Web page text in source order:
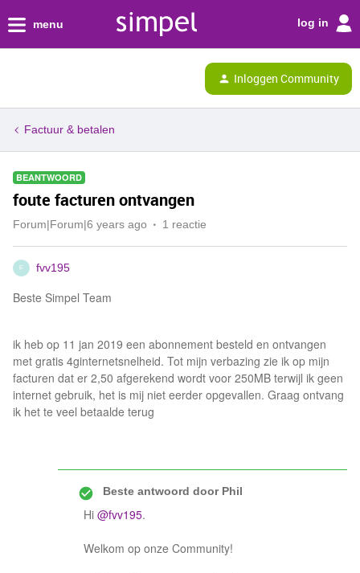
menu log in
Inloggen Community
Factuur & betalen
BEANTWOORD
foute facturen ontvangen
Forum|Forum|6 years ago 1 reactie
F fvv195
Beste Simpel Team
ik heb op 11 jan 2019 een abonnement besteld en ontvangen
met gratis 4ginternetsnelheid. Tot mijn verbazing zie ik op mijn
facturen dat er 2,50 afgerekend wordt voor 250MB terwijl ik geen
internet gebruik, het is mij niet eerder opgevallen. Graag ontvang
ik het te veel betaalde terug
Beste antwoord doorPhil
Hi @fvv195.
Welkom op onze Community!